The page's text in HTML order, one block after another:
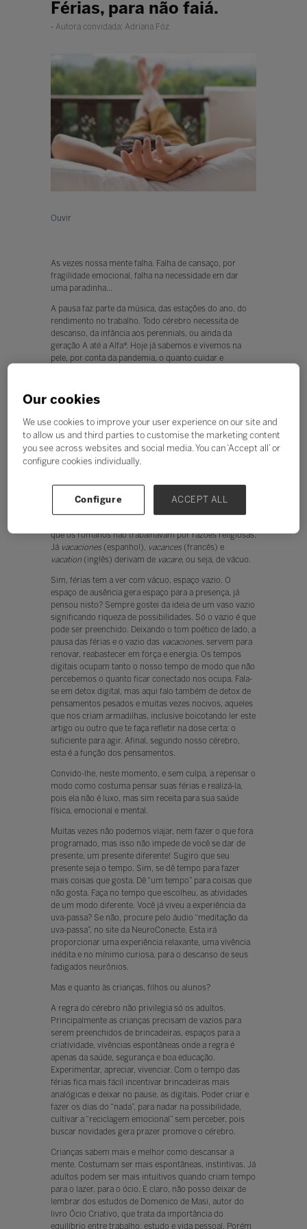
Férias, para não faiá.
Autora convidada: Adriana Fóz
Ouvir
As vezes nossa mente falha. Falha de cansaço, por
fragilidade emocional, falha na necessidade em dar
uma paradinha...
A pausa faz parte da música, das estações do ano, do
rendimento no trabalho. Todo cérebro necessita de
descanso, da infância aos perennials, ou ainda da
geração A até a Alfa*. Hoje já sabemos e vivemos na
pele, por conta da pandemia, o quanto cuidar e
O descanso, des-canso, ou melhor, “tirar” o cansaço,
funcionamento da nossa máquina da vida, o verdadeiro
criador de tudo nas palavras do neurocientista Miguel
Nicolelis: o cérebro, por meio da necessidade em
dormir, por exemplo. Todo dia precisamos vivenciar o
vivido.
que os romanos não trabalhavam por razões religiosas.
Jávacaciones(espanhol), vacances (francês) e
vacation(inglês) derivam devacare, ou seja, de vácuo.
Sim, férias tem a ver com vácuo, espaço vazio. O
espaço de ausência gera espaço para a presença, já
pensou nisto? Sempre gostei da ideia de um vaso vazio
significando riqueza de possibilidades. Só o vazio é que
pode ser preenchido. Deixando o tom poético de lado, a
pausa das férias e o vazio das vacaciones, servem para
renovar, reabastecer em força e energia. Os tempos
digitais ocupam tanto o nosso tempo de modo que não
percebemos o quanto ficar conectado nos ocupa. Fala-
se em detox digital, mas aqui falo também de detox de
pensamentos pesados e muitas vezes nocivos, aqueles
que nos criam armadilhas, inclusive boicotando ler este
artigo ou outro que te faça refletir na dose certa: o
suficiente para agir. Afinal, segundo nosso cérebro,
esta é a função dos pensamentos.
Convido-lhe, neste momento, e sem culpa, a repensar o
modo como costuma pensar suas férias e realizá-la,
pois ela não é luxo, mas sim receita para sua saúde
física, emocional e mental.
Muitas vezes não podemos viajar, nem fazer o que fora
programado, mas isso não impede de você se dar de
presente, um presente diferente! Sugiro que seu
presente seja o tempo. Sim, se dê tempo para fazer
mais coisas que gosta. Dê “um tempo” para coisas que
não gosta. Faça no tempo que escolheu, as atividades
de um modo diferente. Você já viveu a experiência da
uva-passa? Se não, procure pelo áudio “meditação da
uva-passa”, no site da NeuroConecte. Esta irá
proporcionar uma experiência relaxante, uma vivência
inédita e no mínimo curiosa, para o descanso de seus
fadigados neurônios.
Mas e quanto às crianças, filhos ou alunos?
A regra do cérebro não privilegia só os adultos.
Principalmente as crianças precisam de vazios para
serem preenchidos de brincadeiras, espaços para a
criatividade, vivências espontâneas onde a regra é
apenas da saúde, segurança e boa educação.
Experimentar, apreciar, vivenciar. Com o tempo das
férias fica mais fácil incentivar brincadeiras mais
analógicas e deixar no pause, as digitais. Poder criar e
fazer os dias do “nada”, para nadar na possibilidade,
cultivar a “reciclagem emocional” sem perceber, pois
buscar novidades gera prazer promove o cérebro.
Crianças sabem mais e melhor como descansar a
mente. Costumam ser mais espontâneas, instintivas. Já
adultos podem ser mais intuitivos quando criam tempo
para o lazer, para o ócio. E claro, não posso deixar de
lembrar dos estudos de Domenico de Masi, autor do
livro Ócio Criativo, que trata da importância do
equilíbrio entre trabalho, estudo e vida pessoal. Porém
Our cookies
We use cookies to improve your user experience on our site and
to allow us and third parties to customise the marketing content
you see across websites and social media. You can ‘Accept all’ or
configure cookies individually.
Configure ACCEPT ALL